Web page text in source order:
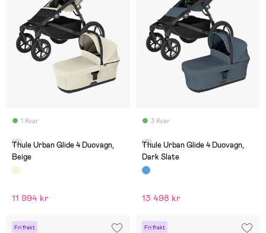
1 Kvar
(0)
Thule Urban Glide 4 Duovagn,
Beige
11 994 kr
3 Kvar
(0)
Thule Urban Glide 4 Duovagn,
Dark Slate
13 498 kr
Fri frakt Fri frakt